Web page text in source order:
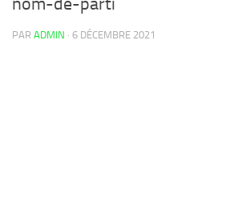
PAR ADMIN · 6 DÉCEMBRE 2021